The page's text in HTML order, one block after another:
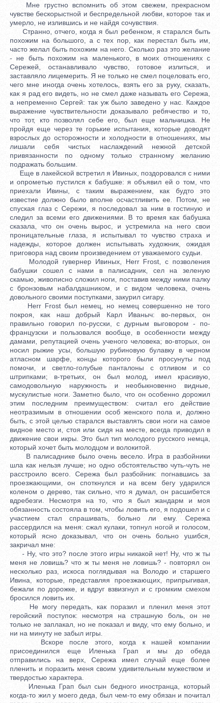
Мне грустно вспомнить об этом свежем, прекрасном
чувстве бескорыстной и беспредельной любви, которое так и
умерло, не излившись и не найдя сочувствия.
Странно, отчего, когда я был ребенком, я старался быть
похожим на большого, а с тех пор, как перестал быть им,
часто желал быть похожим на него. Сколько раз это желание
- не быть похожим на маленького, в моих отношениях с
Сережей, останавливало чувство, готовое излиться, и
заставляло лицемерить. Я не только не смел поцеловать его,
чего мне иногда очень хотелось, взять его за руку, сказать,
как я рад его видеть, но не смел даже называть его Сережа,
а непременно Сергей: так уж было заведено у нас. Каждое
выражение чувствительности доказывало ребячество и то,
что тот, кто позволял себе его, был еще мальчишка. Не
пройдя еще через те горькие испытания, которые доводят
взрослых до осторожности и холодности в отношениях, мы
лишали себя чистых наслаждений нежной детской
привязанности по одному только странному желанию
подражать большим.
Еще в лакейской встретил я Ивиных, поздоровался с ними
и опрометью пустился к бабушке: я объявил ей о том, что
приехали Ивины, с таким выражением, как будто это
известие должно было вполне осчастливить ее. Потом, не
спуская глаз с Сережи, я последовал за ним в гостиную и
следил за всеми его движениями. В то время как бабушка
сказала, что он очень вырос, и устремила на него свои
проницательные глаза, я испытывал то чувство страха и
надежды, которое должен испытывать художник, ожидая
приговора над своим произведением от уважаемого судьи.
Молодой гувернер Ивиных, Herr Frost, с позволения
бабушки сошел с нами в палисадник, сел на зеленую
скамью, живописно сложил ноги, поставив между ними палку
с бронзовым набалдашником, и с видом человека, очень
довольного своими поступками, закурил сигару.
Herr Frost был немец, но немец совершенно не того
покроя, как наш добрый Карл Иваныч: во-первых, он
правильно говорил по-русски, с дурным выговором - по-
французски и пользовался вообще, в особенности между
дамами, репутацией очень ученого человека; во-вторых, он
носил рыжие усы, большую рубиновую булавку в черном
атласном шарфе, концы которого были просунуты под
помочи, и светло-голубые панталоны с отливом и со
штрипками; в-третьих, он был молод, имел красивую,
самодовольную наружность и необыкновенно видные,
мускулистые ноги. Заметно было, что он особенно дорожил
этим последним преимуществом: считал его действие
неотразимым в отношении особ женского пола и, должно
быть, с этой целью старался выставлять свои ноги на самое
видное место и, стоя или сидя на месте, всегда приводил в
движение свои икры. Это был тип молодого русского немца,
который хочет быть молодцом и волокитой.
В палисаднике было очень весело. Игра в разбойники
шла как нельзя лучше; но одно обстоятельство чуть-чуть не
расстроило всего. Сережа был разбойник: погнавшись за
проезжающими, он споткнулся и на всем бегу ударился
коленом о дерево, так сильно, что я думал, он расшибется
вдребезги. Несмотря на то, что я был жандарм и моя
обязанность состояла в том, чтобы ловить его, я подошел и с
участием стал спрашивать, больно ли ему. Сережа
рассердился на меня: сжал кулаки, топнул ногой и голосом,
который ясно доказывал, что он очень больно ушибся,
закричал мне:
- Ну, что это? после этого игры никакой нет! Ну, что ж ты
меня не ловишь? что ж ты меня не ловишь? - повторял он
несколько раз, искоса поглядывая на Володю и старшего
Ивина, которые, представляя проезжающих, припрыгивая,
бежали по дорожке, и вдруг взвизгнул и с громким смехом
бросился ловить их.
Не могу передать, как поразил и пленил меня этот
геройский поступок: несмотря на страшную боль, он не
только не заплакал, но не показал и виду, что ему больно, и
ни на минуту не забыл игры.
Вскоре после этого, когда к нашей компании
присоединился еще Иленька Грап и мы до обеда
отправились на верх, Сережа имел случай еще более
пленить и поразить меня своим удивительным мужеством и
твердостью характера.
Иленька Грап был сын бедного иностранца, который
когда-то жил у моего деда, был чем-то ему обязан и почитал